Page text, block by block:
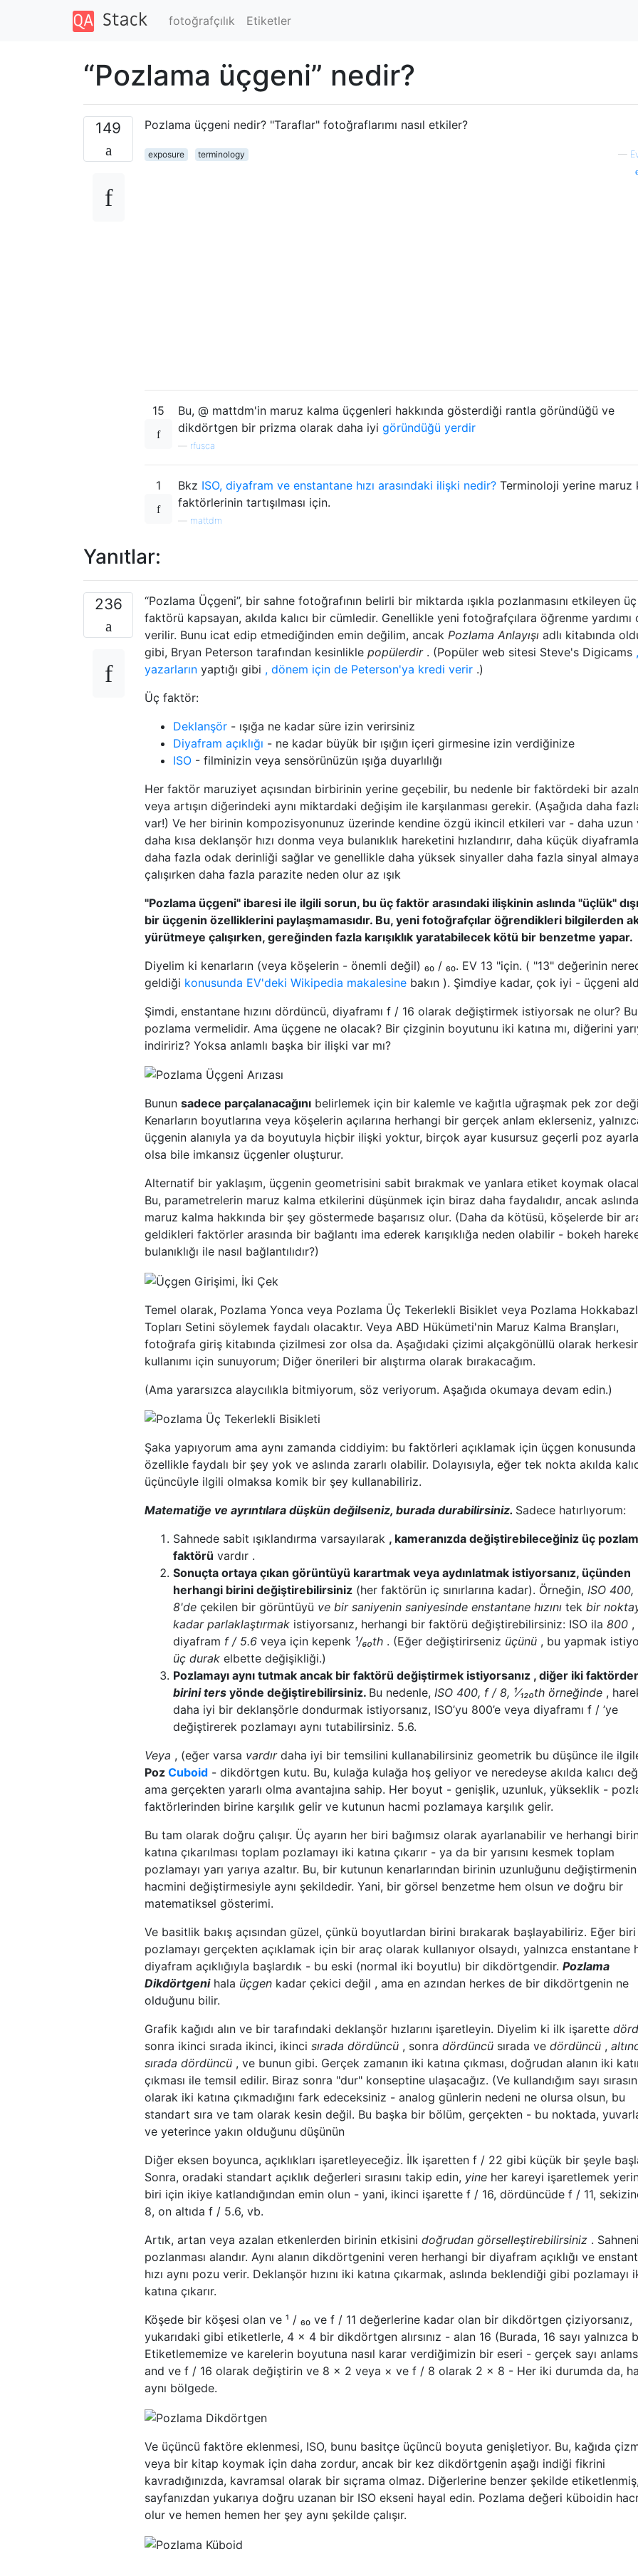
fotoğrafçılık Etiketler
“Pozlama üçgeni” nedir?
149 Pozlama üçgeni nedir? "Taraflar" fotoğraflarımı nasıl etkiler?
exposure terminology —
15
Bu, @ mattdm'in maruz kalma üçgenleri hakkında gösterdiği rantla göründüğü ve
dikdörtgen bir prizma olarak daha iyi göründüğü yerdir
rfusca
1 Bkz ISO, diyafram ve enstantane hızı arasındaki ilişki nedir? Terminoloji yerine maruz
faktörlerinin tartışılması için.
mattdm
Yanıtlar:
236
“Pozlama Üçgeni”, bir sahne fotoğrafının belirli bir miktarda ışıkla pozlanmasını etkileyen üç
faktörü kapsayan, akılda kalıcı bir cümledir. Genellikle yeni fotoğrafçılara öğrenme yardımı
verilir. Bunu icat edip etmediğinden emin değilim, ancak Pozlama Anlayışı adlı kitabında
gibi, Bryan Peterson tarafından kesinlikle popülerdir. (Popüler web sitesi Steve's Digicams ,
yazarların yaptığı gibi , dönem için de Peterson'ya kredi verir .)
Üç faktör:
Deklanşör - ışığa ne kadar süre izin verirsiniz
Diyafram açıklığı - ne kadar büyük bir ışığın içeri girmesine izin verdiğinize
ISO - filminizin veya sensörünüzün ışığa duyarlılığı
Her faktör maruziyet açısından birbirinin yerine geçebilir, bu nedenle bir faktördeki bir
veya artışın diğerindeki aynı miktardaki değişim ile karşılanması gerekir. (Aşağıda daha
var!) Ve her birinin kompozisyonunuz üzerinde kendine özgü ikincil etkileri var - daha uzun
daha kısa deklanşör hızı donma veya bulanıklık hareketini hızlandırır, daha küçük
daha fazla odak derinliği sağlar ve genellikle daha yüksek sinyaller daha fazla sinyal almaya
çalışırken daha fazla parazite neden olur az ışık
"Pozlama üçgeni" ibaresi ile ilgili sorun, bu üç faktör arasındaki ilişkinin aslında "üçlük"
bir üçgenin özelliklerini paylaşmamasıdır. Bu, yeni fotoğrafçılar öğrendikleri bilgilerden
yürütmeye çalışırken, gereğinden fazla karışıklık yaratabilecek kötü bir benzetme yapar.
Diyelim ki kenarların (veya köşelerin - önemli değil) ₆₀ / ₆₀. EV 13 "için. ( "13" değerinin
geldiği konusunda EV'deki Wikipedia makalesine bakın ). Şimdiye kadar, çok iyi - üçgeni
Şimdi, enstantane hızını dördüncü, diyaframı f / 16 olarak değiştirmek istiyorsak ne olur? Bu
pozlama vermelidir. Ama üçgene ne olacak? Bir çizginin boyutunu iki katına mı, diğerini
indiririz? Yoksa anlamlı başka bir ilişki var mı?
Bunun sadece parçalanacağını belirlemek için bir kalemle ve kağıtla uğraşmak pek zor
Kenarların boyutlarına veya köşelerin açılarına herhangi bir gerçek anlam eklerseniz,
üçgenin alanıyla ya da boyutuyla hiçbir ilişki yoktur, birçok ayar kusursuz geçerli poz
olsa bile imkansız üçgenler oluşturur.
Alternatif bir yaklaşım, üçgenin geometrisini sabit bırakmak ve yanlara etiket koymak
Bu, parametrelerin maruz kalma etkilerini düşünmek için biraz daha faydalıdır, ancak aslında
maruz kalma hakkında bir şey göstermede başarısız olur. (Daha da kötüsü, köşelerde bir
geldikleri faktörler arasında bir bağlantı ima ederek karışıklığa neden olabilir - bokeh
bulanıklığı ile nasıl bağlantılıdır?)
Temel olarak, Pozlama Yonca veya Pozlama Üç Tekerlekli Bisiklet veya Pozlama
Topları Setini söylemek faydalı olacaktır. Veya ABD Hükümeti'nin Maruz Kalma Branşları,
fotoğrafa giriş kitabında çizilmesi zor olsa da. Aşağıdaki çizimi alçakgönüllü olarak
kullanımı için sunuyorum; Diğer önerileri bir alıştırma olarak bırakacağım.
(Ama yararsızca alaycılıkla bitmiyorum, söz veriyorum. Aşağıda okumaya devam edin.)
Şaka yapıyorum ama aynı zamanda ciddiyim: bu faktörleri açıklamak için üçgen konusunda
özellikle faydalı bir şey yok ve aslında zararlı olabilir. Dolayısıyla, eğer tek nokta akılda
üçüncüyle ilgili olmaksa komik bir şey kullanabiliriz.
Matematiğe ve ayrıntılara düşkün değilseniz, burada durabilirsiniz. Sadece hatırlıyorum:
Sahnede sabit ışıklandırma varsayılarak , kameranızda değiştirebileceğiniz üç
faktörü vardır .
Sonuçta ortaya çıkan görüntüyü karartmak veya aydınlatmak istiyorsanız, üçünden
herhangi birini değiştirebilirsiniz (her faktörün iç sınırlarına kadar). Örneğin, ISO
8'de çekilen bir görüntüyü ve bir saniyenin saniyesinde enstantane hızını tek bir
kadar parlaklaştırmak istiyorsanız, herhangi bir faktörü değiştirebilirsiniz: ISO ila 800 ,
diyafram f / 5.6 veya için kepenk ¹/₆₀th . (Eğer değiştirirseniz üçünü , bu yapmak
üç durak elbette değişikliği.)
Pozlamayı aynı tutmak ancak bir faktörü değiştirmek istiyorsanız , diğer iki
biriniters yönde değiştirebilirsiniz. Bu nedenle, ISO 400, f / 8, ¹⁄₁₂₀th örneğinde ,
daha iyi bir deklanşörle dondurmak istiyorsanız, ISO’yu 800’e veya diyaframı f / ’ye
değiştirerek pozlamayı aynı tutabilirsiniz. 5.6.
Veya , (eğer varsa vardırdaha iyi bir temsilini kullanabilirsiniz geometrik bu düşünce ile
Poz Cuboid - dikdörtgen kutu. Bu, kulağa kulağa hoş geliyor ve neredeyse akılda kalıcı
ama gerçekten yararlı olma avantajına sahip. Her boyut - genişlik, uzunluk, yükseklik -
faktörlerinden birine karşılık gelir ve kutunun hacmi pozlamaya karşılık gelir.
Bu tam olarak doğru çalışır. Üç ayarın her biri bağımsız olarak ayarlanabilir ve herhangi
katına çıkarılması toplam pozlamayı iki katına çıkarır - ya da bir yarısını kesmek toplam
pozlamayı yarı yarıya azaltır. Bu, bir kutunun kenarlarından birinin uzunluğunu değiştirmenin
hacmini değiştirmesiyle aynı şekildedir. Yani, bir görsel benzetme hem olsun ve doğru bir
matematiksel gösterimi.
Ve basitlik bakış açısından güzel, çünkü boyutlardan birini bırakarak başlayabiliriz. Eğer
pozlamayı gerçekten açıklamak için bir araç olarak kullanıyor olsaydı, yalnızca enstantane
diyafram açıklığıyla başlardık - bu eski (normal iki boyutlu) bir dikdörtgendir. Pozlama
Dikdörtgenihala üçgen kadar çekici değil , ama en azından herkes de bir dikdörtgenin ne
olduğunu bilir.
Grafik kağıdı alın ve bir tarafındaki deklanşör hızlarını işaretleyin. Diyelim ki ilk işarette
sonra ikinci sırada ikinci, ikinci sırada dördüncü , sonra dördüncü sırada ve dördüncü ,
sırada dördüncü , ve bunun gibi. Gerçek zamanın iki katına çıkması, doğrudan alanın iki
çıkması ile temsil edilir. Biraz sonra "dur" konseptine ulaşacağız. (Ve kullandığım sayı
olarak iki katına çıkmadığını fark edeceksiniz - analog günlerin nedeni ne olursa olsun, bu
standart sıra ve tam olarak kesin değil. Bu başka bir bölüm, gerçekten - bu noktada,
ve yeterince yakın olduğunu düşünün
Diğer eksen boyunca, açıklıkları işaretleyeceğiz. İlk işaretten f / 22 gibi küçük bir şeyle
Sonra, oradaki standart açıklık değerleri sırasını takip edin, yine her kareyi işaretlemek
biri için ikiye katlandığından emin olun - yani, ikinci işarette f / 16, dördüncüde f / 11,
8, on altıda f / 5.6, vb.
Artık, artan veya azalan etkenlerden birinin etkisini doğrudan görselleştirebilirsiniz .
pozlanması alandır. Aynı alanın dikdörtgenini veren herhangi bir diyafram açıklığı ve
hızı aynı pozu verir. Deklanşör hızını iki katına çıkarmak, aslında beklendiği gibi pozlamayı
katına çıkarır.
Köşede bir köşesi olan ve ¹ / ₆₀ ve f / 11 değerlerine kadar olan bir dikdörtgen çiziyorsanız,
yukarıdaki gibi etiketlerle, 4 × 4 bir dikdörtgen alırsınız - alan 16 (Burada, 16 sayı yalnızca
Etiketlememize ve karelerin boyutuna nasıl karar verdiğimizin bir eseri - gerçek sayı
and ve f / 16 olarak değiştirin ve 8 × 2 veya × ve f / 8 olarak 2 × 8 - Her iki durumda da,
aynı bölgede.
Ve üçüncü faktöre eklenmesi, ISO, bunu basitçe üçüncü boyuta genişletiyor. Bu, kağıda
veya bir kitap koymak için daha zordur, ancak bir kez dikdörtgenin aşağı indiği fikrini
kavradığınızda, kavramsal olarak bir sıçrama olmaz. Diğerlerine benzer şekilde etiketlenmiş,
sayfanızdan yukarıya doğru uzanan bir ISO ekseni hayal edin. Pozlama değeri küboidin
olur ve hemen hemen her şey aynı şekilde çalışır.